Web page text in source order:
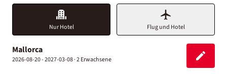
Nur Hotel Flug und Hotel
Mallorca
2026-08-20 - 2027-03-08 ·2 Erwachsene